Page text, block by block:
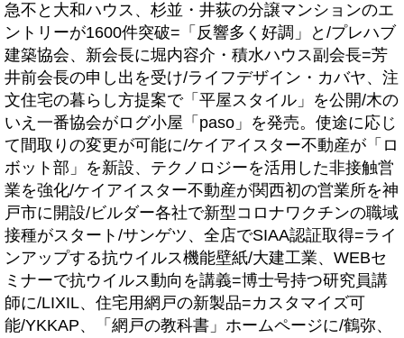
急不と大和ハウス、杉並・井荻の分譲マンションのエ
ントリーが1600件突破=「反響多く好調」と/プレハブ
建築協会、新会長に堀内容介・積水ハウス副会長=芳
井前会長の申し出を受け/ライフデザイン・カバヤ、注
文住宅の暮らし方提案で「平屋スタイル」を公開/木の
いえ一番協会がログ小屋「paso」を発売。使途に応じ
て間取りの変更が可能に/ケイアイスター不動産が「ロ
ボット部」を新設、テクノロジーを活用した非接触営
業を強化/ケイアイスター不動産が関西初の営業所を神
戸市に開設/ビルダー各社で新型コロナワクチンの職域
接種がスタート/サンゲツ、全店でSIAA認証取得=ライ
ンアップする抗ウイルス機能壁紙/大建工業、WEBセ
ミナーで抗ウイルス動向を講義=博士号持つ研究員講
師に/LIXIL、住宅用網戸の新製品=カスタマイズ可
能/YKKAP、「網戸の教科書」ホームページに/鶴弥、